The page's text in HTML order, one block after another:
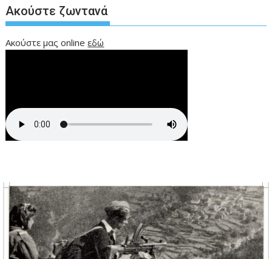
Ακούστε ζωντανά
Ακούστε μας onlineεδώ